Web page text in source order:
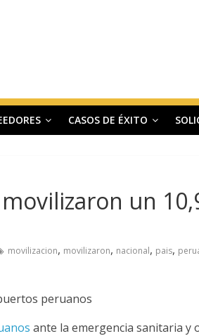
CASOS DE ÉXITO
un
movilizacion, movilizaron, nacional, pais,
ante la emergencia sanitaria y